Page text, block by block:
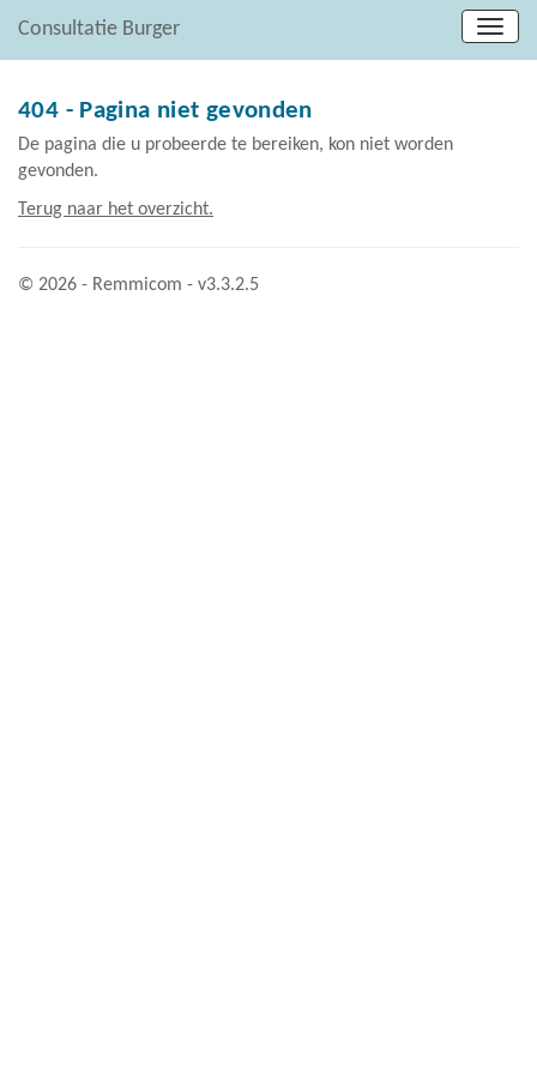
Consultatie Burger
404 - Pagina niet gevonden
De pagina die u probeerde te bereiken, kon niet worden
gevonden.
Terug naar het overzicht.
© 2026 - Remmicom - v3.3.2.5